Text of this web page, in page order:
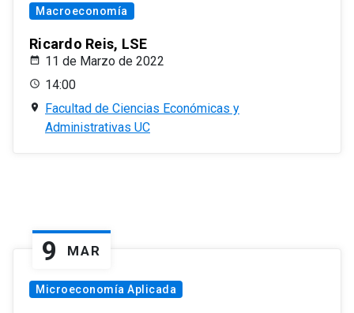
Macroeconomía
Ricardo Reis, LSE
11 de Marzo de 2022
14:00
Facultad de Ciencias Económicas y
Administrativas UC
9 MAR
Microeconomía Aplicada